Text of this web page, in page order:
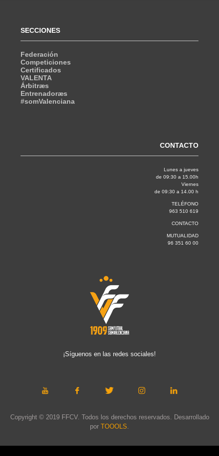
SECCIONES
Federación
Competiciones
Certificados
VALENTA
Árbitræs
Entrenadoræs
#somValenciana
CONTACTO
Lunes a jueves
de 09:30 a 15.00h
Viernes
de 09:30 a 14.00 h
TELÉFONO
963 510 619
CONTACTO
MUTUALIDAD
96 351 60 00
¡Síguenos en las redes sociales!
Copyright © 2019 FFCV. Todos los derechos reservados. Desarrollado
por TOOOLS.